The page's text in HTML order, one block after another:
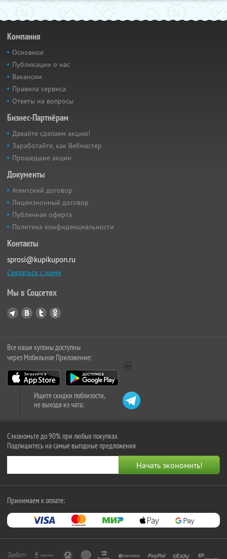
Компания
Основное
Публикации о нас
Вакансии
Правила сервиса
Ответы на вопросы
Бизнес-Партнёрам
Давайте сделаем акцию!
Заработайте, как Вебмастер
Прошедшие акции
Документы
Агентский договор
Лицензионный договор
Публичная оферта
Политика конфиденциальности
Контакты
sprosi@kupikupon.ru
Связаться с нами
Мы в Соцсетях
Все наши купоны доступны
через Мобильное Приложение:
Ищите скидки поблизости,
не выходя из чата:
Сэкономьте до 90% при любых покупках
Подпишитесь на самые выгодные предложения
Принимаем к оплате: